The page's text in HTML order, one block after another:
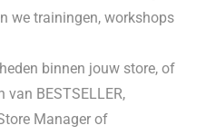
we trainingen, workshops
binnen jouw store, of
van BESTSELLER,
Manager of